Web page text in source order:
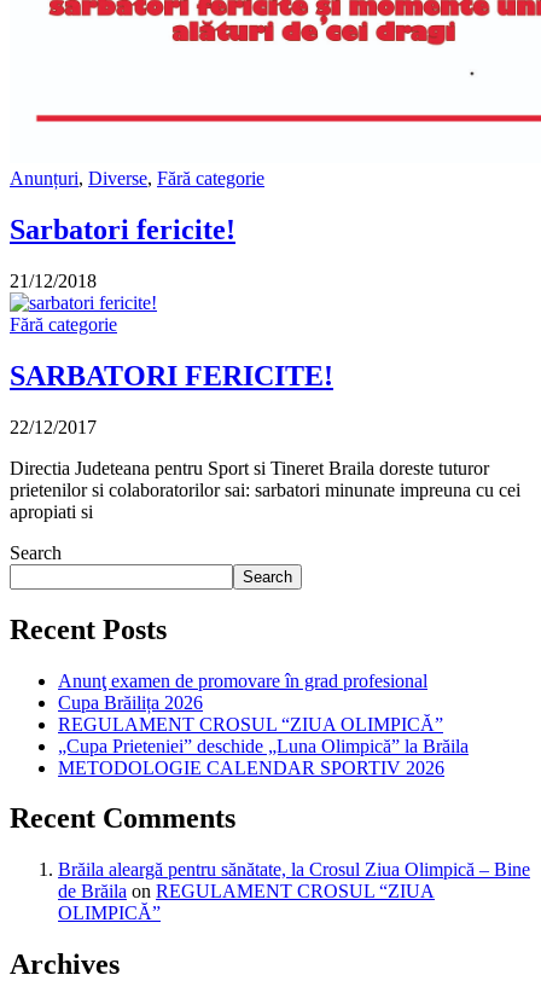
Anunțuri, Diverse, Fără categorie
Sarbatori fericite!
21/12/2018
Fără categorie
SARBATORI FERICITE!
22/12/2017
Directia Judeteana pentru Sport si Tineret Braila doreste tuturor
prietenilor si colaboratorilor sai: sarbatori minunate impreuna cu cei
apropiati si
Search
Search
Recent Posts
Anunţ examen de promovare în grad profesional
Cupa Brăilița 2026
REGULAMENT CROSUL “ZIUA OLIMPICĂ”
„Cupa Prieteniei” deschide „Luna Olimpică” la Brăila
METODOLOGIE CALENDAR SPORTIV 2026
Recent Comments
Brăila aleargă pentru sănătate, la Crosul Ziua Olimpică – Bine
de Brăila on REGULAMENT CROSUL “ZIUA
OLIMPICĂ”
Archives